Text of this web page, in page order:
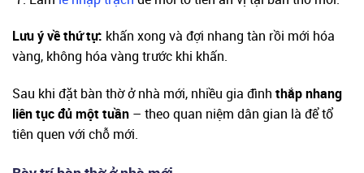
Lưu ý về thứ tự: khấn xong và đợi nhang tàn rồi mới hóa
vàng, không hóa vàng trước khi khấn.
Sau khi đặt bàn thờ ở nhà mới, nhiều gia đình thắp nhang
liên tục đủ một tuần – theo quan niệm dân gian là để tổ
tiên quen với chỗ mới.